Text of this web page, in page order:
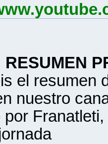
RESUMEN
el resumen
nuestro
por